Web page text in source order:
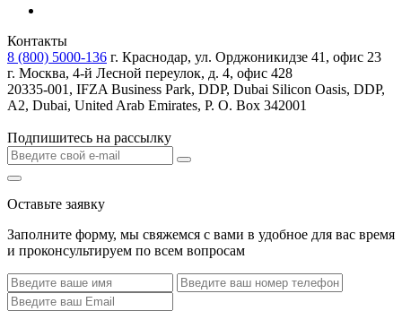
Контакты
8 (800) 5000-136 г. Краснодар, ул. Орджоникидзе 41, офис 23
г. Москва, 4-й Лесной переулок, д. 4, офис 428
20335-001, IFZA Business Park, DDP, Dubai Silicon Oasis, DDP,
A2, Dubai, United Arab Emirates, P. O. Box 342001
Подпишитесь на рассылку
Оставьте заявку
Заполните форму, мы свяжемся с вами в удобное для вас время
и проконсультируем по всем вопросам